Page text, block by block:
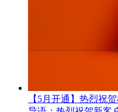
【5月开通】热烈祝